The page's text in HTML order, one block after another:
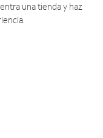
una tienda y haz